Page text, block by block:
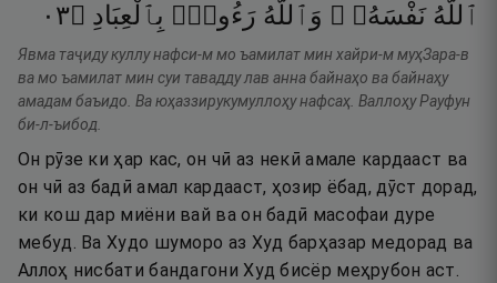
ٱللَّهُ نَفْسَهُۥ ۗ وَٱللَّهُ رَءُوفٌۢ بِٱلْعِبَادِ ۝٣٠
Явма таҷиду куллу нафси-м мо ъамилат мин хайри-м муҳЗара-в
ва мо ъамилат мин суи тавадду лав анна байнаҳо ва байнаҳу
амадам баъидо. Ва юҳаззирукумуллоҳу нафсаҳ. Валлоҳу Рауфун
би-л-ъибод.
Он рӯзе ки ҳар кас, он чӣ аз некӣ амале кардааст ва
он чӣ аз бадӣ амал кардааст, ҳозир ёбад, дӯст дорад,
ки кош дар миёни вай ва он бадӣ масофаи дуре
мебуд. Ва Худо шуморо аз Худ барҳазар медорад ва
Аллоҳ нисбати бандагони Худ бисёр меҳрубон аст.